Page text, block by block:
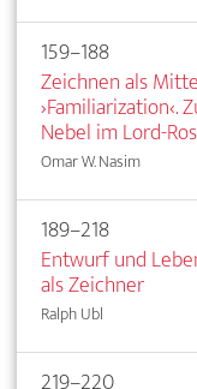
159–188
Zeichnen als
›Familiarization‹.
Nebel im Lord-
Omar W. Nasim
189–218
Entwurf und
als Zeichner
Ralph Ubl